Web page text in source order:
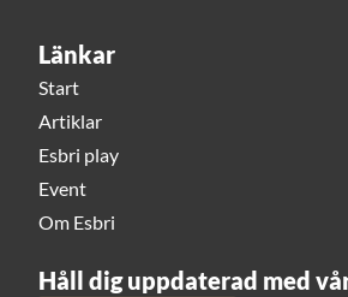
Länkar
Start
Artiklar
Esbri play
Event
Om Esbri
Håll dig uppdaterad med